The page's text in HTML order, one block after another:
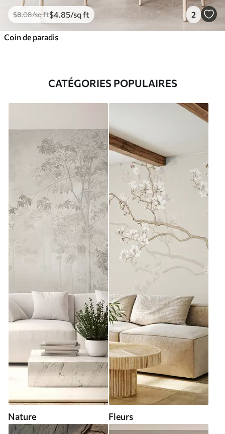
$8.08/sq ft$4 .85/sq ft 2
Coin de paradis
CATÉGORIES POPULAIRES
Nature Fleurs